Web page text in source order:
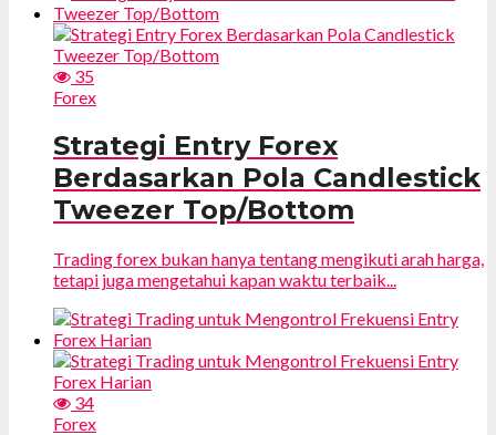
35
Forex
Strategi Entry Forex
Berdasarkan Pola Candlestick
Tweezer Top/Bottom
Trading forex bukan hanya tentang mengikuti arah harga,
tetapi juga mengetahui kapan waktu terbaik...
34
Forex